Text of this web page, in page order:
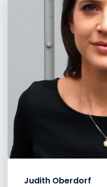
Judith Oberdorf